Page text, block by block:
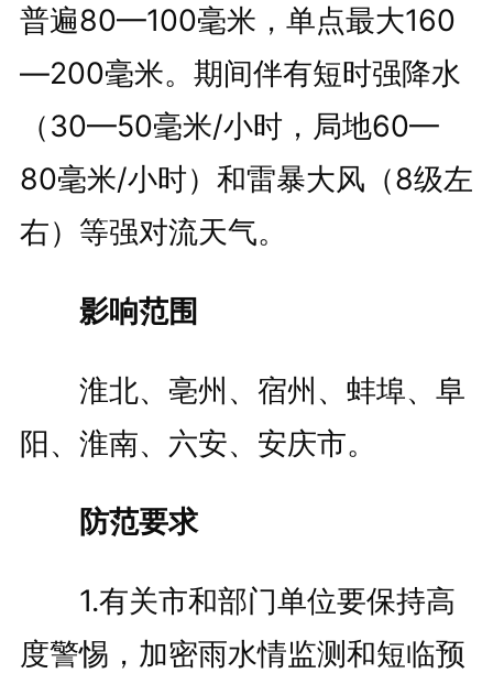
普遍80—100毫米，单点最大160
—200毫米。期间伴有短时强降水
（30—50毫米/小时，局地60—
80毫米/小时）和雷暴大风（8级左
右）等强对流天气。
影响范围
淮北、亳州、宿州、蚌埠、阜
阳、淮南、六安、安庆市。
防范要求
1.有关市和部门单位要保持高
度警惕，加密雨水情监测和短临预